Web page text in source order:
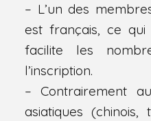
– L’un des
est français, ce
facilite les
l’inscription.
– Contrairement
asiatiques (chinois,